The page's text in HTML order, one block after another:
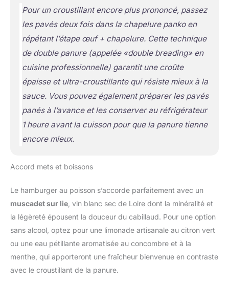
Pour un croustillant encore plus prononcé, passez
les pavés deux fois dans la chapelure panko en
répétant l’étape œuf + chapelure. Cette technique
de double panure (appelée «double breading» en
cuisine professionnelle)garantit une croûte
épaisse et ultra-croustillante qui résiste mieux à la
sauce. Vous pouvez également préparer les pavés
panés à l’avance et les conserver au réfrigérateur
1 heure avant la cuisson pour que la panure tienne
encore mieux.
Accord mets et boissons
Le hamburger au poisson s’accorde parfaitement avec un
muscadet sur lie , vin blanc sec de Loire dont la minéralité et
la légèreté épousent la douceur du cabillaud. Pour une option
sans alcool, optez pour une limonade artisanale au citron vert
ou une eau pétillante aromatisée au concombre et à la
menthe, qui apporteront une fraîcheur bienvenue en contraste
avec le croustillant de la panure.